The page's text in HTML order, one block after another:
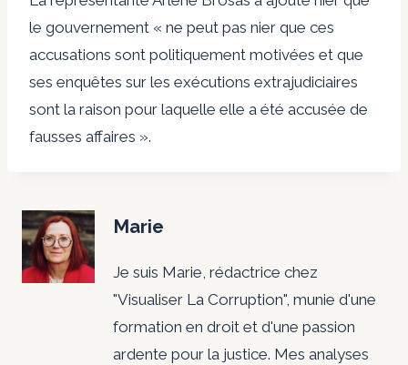
le gouvernement « ne peut pas nier que ces
accusations sont politiquement motivées et que
ses enquêtes sur les exécutions extrajudiciaires
sont la raison pour laquelle elle a été accusée de
fausses affaires ».
Marie
Je suis Marie, rédactrice chez
"Visualiser La Corruption", munie d'une
formation en droit et d'une passion
ardente pour la justice. Mes analyses